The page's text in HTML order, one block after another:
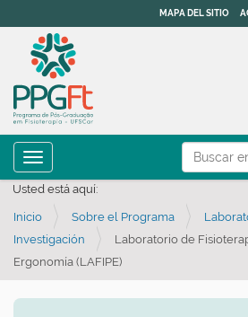
Buscar
MAPA DEL SITIO
Toggle navigation
Usted está aquí:
Inicio Sobre el Programa
Investigación
Laboratorio de
Ergonomía (LAFIPE)